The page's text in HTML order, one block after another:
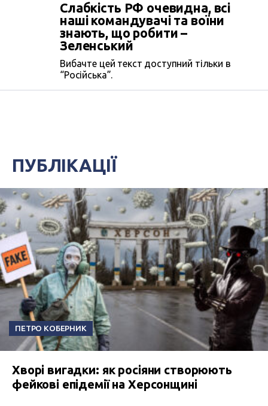
Слабкість РФ очевидна, всі
наші командувачі та воїни
знають, що робити –
Зеленський
Вибачте цей текст доступний тільки в
“Російська”.
ПУБЛІКАЦІЇ
ПЕТРО КОБЕРНИК
Хворі вигадки: як росіяни створюють
фейкові епідемії на Херсонщині